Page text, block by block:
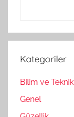
Kategoriler
Bilim ve Teknik
Genel